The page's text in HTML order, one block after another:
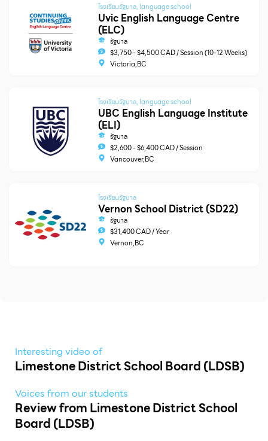
โรงเรียนรัฐบาล, language school
Uvic English Language Centre
(ELC)
รัฐบาล
$3,750 - $4,500 CAD / Session (10-12 Weeks)
Victoria,BC
โรงเรียนรัฐบาล, language school
UBC English Language Institute
(ELI)
รัฐบาล
$2,600 - $6,400 CAD / Session
Vancouver,BC
โรงเรียนรัฐบาล
Vernon School District (SD22)
รัฐบาล
$31,400 CAD / Year
Vernon,BC
Interesting video of
Limestone District School Board (LDSB)
Voices from our students
Review from Limestone District School
Board (LDSB)